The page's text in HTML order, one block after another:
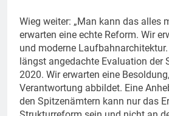
Wieg weiter: „Man kann das alles
erwarten eine echte Reform. Wir
und moderne
längst angedachte Evaluation der
2020. Wir erwarten eine
Verantwortung abbildet. Eine
den Spitzenämtern kann nur das